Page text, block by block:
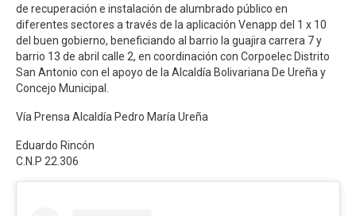
de recuperación e instalación de alumbrado público en
diferentes sectores a través de la aplicación Venapp del 1 x 10
del buen gobierno, beneficiando al barrio la guajira carrera 7 y
barrio 13 de abril calle 2, en coordinación con Corpoelec Distrito
San Antonio con el apoyo de la Alcaldía Bolivariana De Ureña y
Concejo Municipal.
Vía Prensa Alcaldía Pedro María Ureña
Eduardo Rincón
C.N.P 22.306